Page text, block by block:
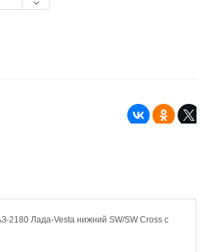
2180 Лада-Vesta нижний SW/SW Cross c